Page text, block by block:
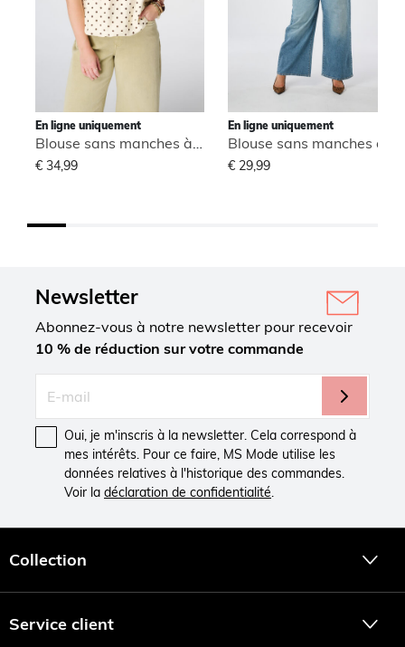
En ligne uniquement
€ 34,99
En ligne uniquement
€ 29,99
Newsletter
Abonnez-vous à notre newsletter pour recevoir
10 % de réduction sur votre commande
Oui, je m'inscris à la newsletter. Cela correspond à
mes intérêts. Pour ce faire, MS Mode utilise les
données relatives à l'historique des commandes.
Voir la déclaration de confidentialité
Collection
Service client